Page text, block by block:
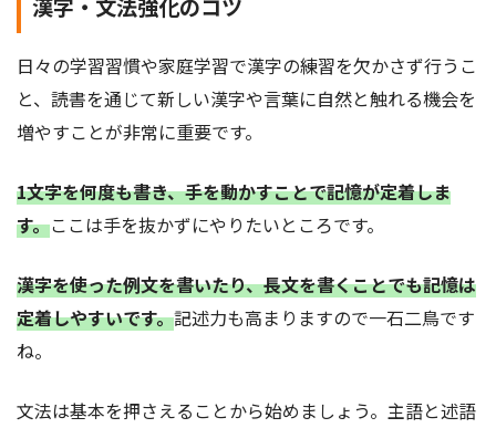
漢字・文法強化のコツ
日々の学習習慣や家庭学習で漢字の練習を欠かさず行うこ
と、読書を通じて新しい漢字や言葉に自然と触れる機会を
増やすことが非常に重要です。
1文字を何度も書き、手を動かすことで記憶が定着しま
す。ここは手を抜かずにやりたいところです。
漢字を使った例文を書いたり、長文を書くことでも記憶は
定着しやすいです。記述力も高まりますので一石二鳥です
ね。
文法は基本を押さえることから始めましょう。主語と述語